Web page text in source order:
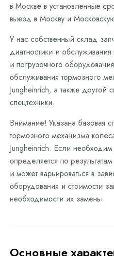
в Москве в установленные
выезд в Москву и
У нас собственный склад
диагностики и обслуживания
и погрузочного
обслуживания тормозного
Jungheinrich, а также другой
спецтехники.
Внимание! Указана базовая
тормозного механизма
Jungheinrich. Если необходим
определяется по
и может варьироваться в
оборудования и стоимости
необходимости их замены.
Основные